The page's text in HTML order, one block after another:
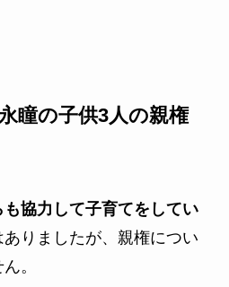
瞳の子供3人の親権
も協力して子育てをしてい
りましたが、親権につい
。